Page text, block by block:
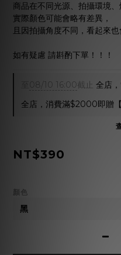
商品在不同光源、拍攝環境、
實際顏色可能會略有差異，
且因拍攝角度不同，看起來
如有疑慮 請斟酌下單！！！
08/10 16:00截止
全店
全店，消費滿$2000即贈
NT$390
顏色